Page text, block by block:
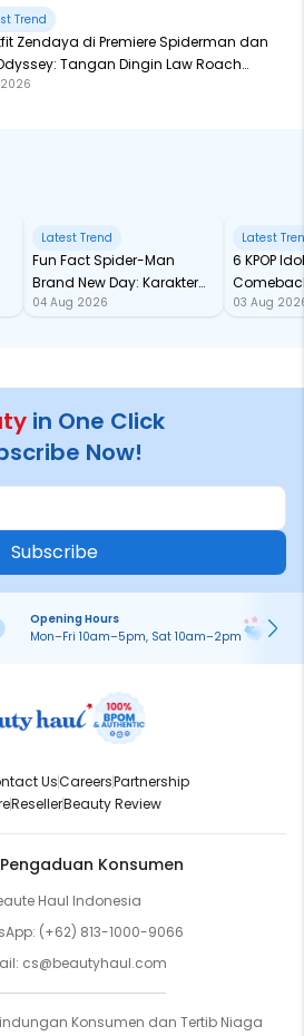
Trend
Zendaya di Premiere Spiderman dan
Tangan Dingin Law Roach
Latest Trend
Fun Fact Spider-Man
Brand New Day: Karakter
Baru sampai Andil Jackie
04 Aug 2026
Latest
6 KPOP
Wajib
03 Aug
in One Click
Now!
Subscribe
Opening Hours
Mon–Fri 10am–5pm, Sat 10am–2pm
UsCareersPartnership
ResellerBeauty Review
Konsumen
Haul Indonesia
(+62) 813-1000-9066
cs@beautyhaul.com
Konsumen dan Tertib Niaga